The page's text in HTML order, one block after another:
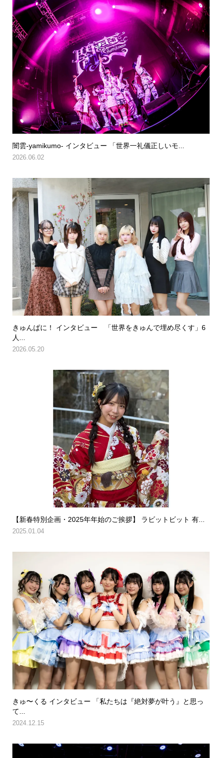
闇雲-yamikumo- インタビュー 「世界一礼儀正しいモ...
2026.06.02
きゅんぱに！ インタビュー 「世界をきゅんで埋め尽くす」6
人...
2026.05.20
【新春特別企画・2025年年始のご挨拶】 ラビットビット 有...
2025.01.04
きゅ〜くる インタビュー 「私たちは『絶対夢が叶う』と思っ
て...
2024.12.15